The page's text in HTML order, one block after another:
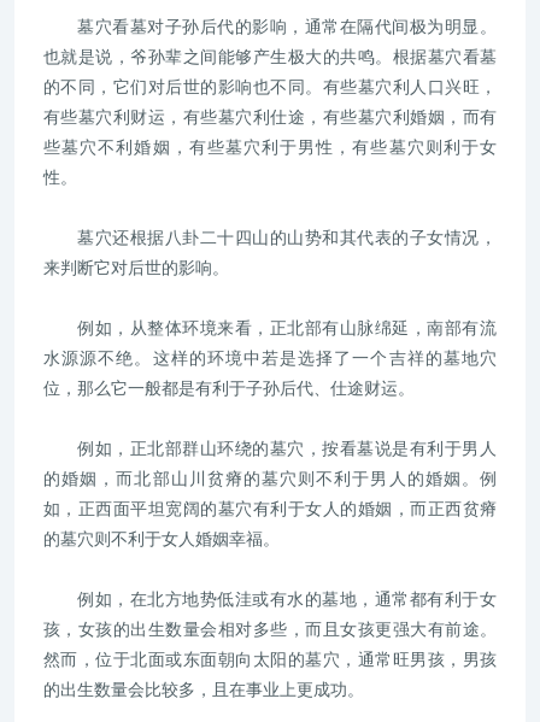
墓穴看墓对子孙后代的影响，通常在隔代间极为明显。
也就是说，爷孙辈之间能够产生极大的共鸣。根据墓穴看墓
的不同，它们对后世的影响也不同。有些墓穴利人口兴旺，
有些墓穴利财运，有些墓穴利仕途，有些墓穴利婚姻，而有
些墓穴不利婚姻，有些墓穴利于男性，有些墓穴则利于女
性。
墓穴还根据八卦二十四山的山势和其代表的子女情况，
来判断它对后世的影响。
例如，从整体环境来看，正北部有山脉绵延，南部有流
水源源不绝。这样的环境中若是选择了一个吉祥的墓地穴
位，那么它一般都是有利于子孙后代、仕途财运。
例如，正北部群山环绕的墓穴，按看墓说是有利于男人
的婚姻，而北部山川贫瘠的墓穴则不利于男人的婚姻。例
如，正西面平坦宽阔的墓穴有利于女人的婚姻，而正西贫瘠
的墓穴则不利于女人婚姻幸福。
例如，在北方地势低洼或有水的墓地，通常都有利于女
孩，女孩的出生数量会相对多些，而且女孩更强大有前途。
然而，位于北面或东面朝向太阳的墓穴，通常旺男孩，男孩
的出生数量会比较多，且在事业上更成功。